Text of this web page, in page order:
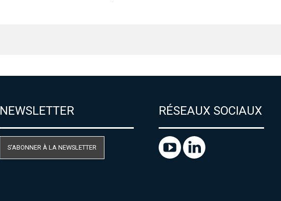
NEWSLETTER
S'ABONNER À LA NEWSLETTER
RÉSEAUX SOCIAUX